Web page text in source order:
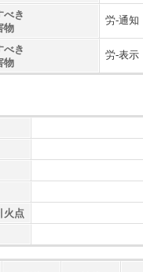
べき
物
労-通知
べき
物
労-表示
火点